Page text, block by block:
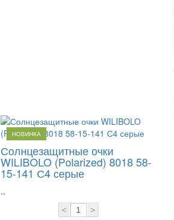
НОВИНКА
Солнцезащитные очки
WILIBOLO (Polarized) 8018 58-
15-141 С4 серые
..
< >